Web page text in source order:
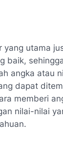
yang utama
baik,
angka atau
dapat
memberi
nilai-nilai